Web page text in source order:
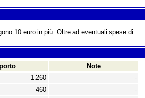
10 euro in più. Oltre ad eventuali spese di
Note
1.260
-
460
-